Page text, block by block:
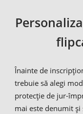
Înainte de
trebuie să alegi
protecție de jur-
mai este denumit